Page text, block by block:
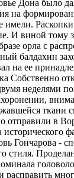
Дона было
на
имели.
И виной тому
орла с
балдахин
на ее
Собственно
неделями
ткани
отправили в
Гончарова -
стиля.
расправить